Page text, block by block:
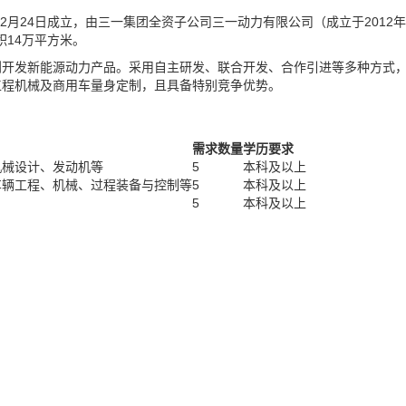
24日成立，由三一集团全资子公司三一动力有限公司（成立于2012年
万平方米。
发新能源动力产品。采用自主研发、联合开发、合作引进等多种方式
机械及商用车量身定制，且具备特别竞争优势。
需求数量学历要求
设计、发动机等
5
本科及以上
工程、机械、过程装备与控制等5
本科及以上
5
本科及以上